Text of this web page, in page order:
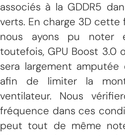
associés à la GDDR5
verts. En charge 3D cette
nous ayons pu noter
toutefois, GPU Boost 3.0
sera largement
afin de limiter la
ventilateur. Nous
fréquence dans ces
peut tout de même